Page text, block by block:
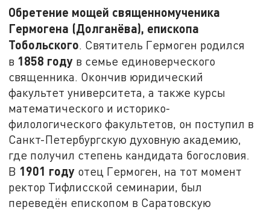
Обретение мощей священномученика
Гермогена (Долганёва), епископа
Тобольского. Святитель Гермоген родился
в 1858 году в семье единоверческого
священника. Окончив юридический
факультет университета, а также курсы
математического и историко-
филологического факультетов, он поступил в
Санкт-Петербургскую духовную академию,
где получил степень кандидата богословия.
В 1901 году отец Гермоген, на тот момент
ректор Тифлисской семинарии, был
переведён епископом в Саратовскую